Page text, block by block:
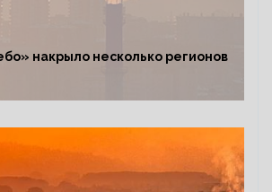
накрыло несколько регионов